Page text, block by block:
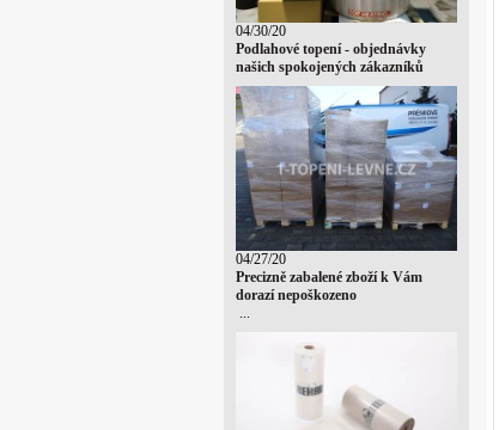
04/30/20
Podlahové topení - objednávky
našich spokojených zákazníků
04/27/20
Precizně zabalené zboží k Vám
dorazí nepoškozeno
...